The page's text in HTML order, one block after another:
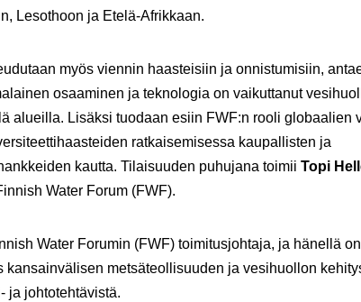
Lesothoon ja Etelä-Afrikkaan.
myös viennin haasteisiin ja onnistumisiin,
osaaminen ja teknologia on vaikuttanut
alueilla. Lisäksi tuodaan esiin FWF:n rooli globaalien
ratkaisemisessa kaupallisten ja
kautta. Tilaisuuden puhujana toimii Topi
Water Forum (FWF).
Water Forumin (FWF) toimitusjohtaja, ja hänellä
kansainvälisen metsäteollisuuden ja vesihuollon
ja johtotehtävistä.